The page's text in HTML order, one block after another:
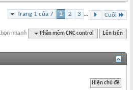
Trang 1 của 7 1 2 3 ... Cuối
nhanh Phần mềm CNC control Lên trên